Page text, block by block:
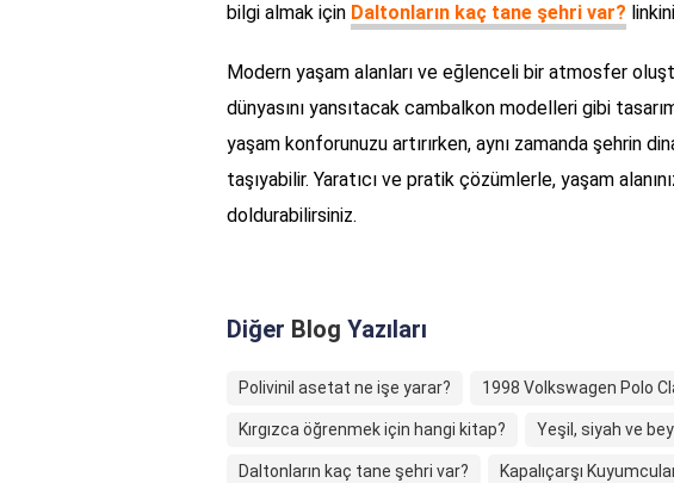
bilgi almak için Daltonların kaç tane şehri var?
Modern yaşam alanları ve eğlenceli bir atmosfer
dünyasını yansıtacak cambalkon modelleri gibi
yaşam konforunuzu artırırken, aynı zamanda şehrin
taşıyabilir. Yaratıcı ve pratik çözümlerle, yaşam
doldurabilirsiniz.
Diğer Blog Yazıları
Polivinil asetat ne işe yarar? 1998 Volkswagen Polo
Kırgızca öğrenmek için hangi kitap? Yeşil, siyah ve
Daltonların kaç tane şehri var? Kapalıçarşı